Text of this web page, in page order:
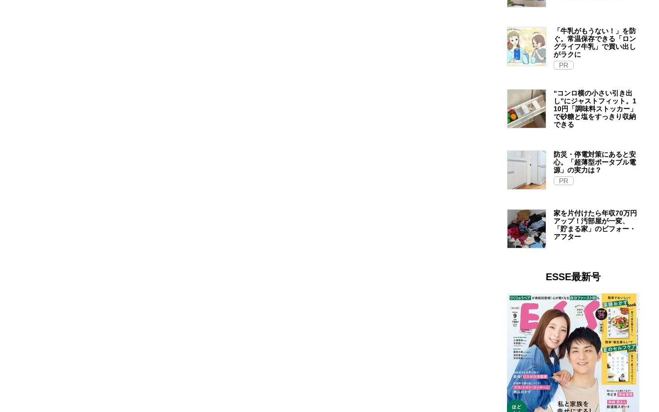
「牛乳がもうない！」を防
ぐ。常温保存できる「ロン
グライフ牛乳」で買い出し
がラクに
PR
“コンロ横の小さい引き出
し”にジャストフィット。1
10円「調味料ストッカー」
で砂糖と塩をすっきり収納
できる
防災・停電対策にあると安
心。「超薄型ポータブル電
源」の実力は？​
PR
家を片付けたら年収70万円
アップ！汚部屋が一変、
「貯まる家」のビフォー・
アフター
ESSE最新号